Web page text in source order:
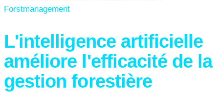
L'intelligence artificielle
améliore l'efficacité de la
gestion forestière